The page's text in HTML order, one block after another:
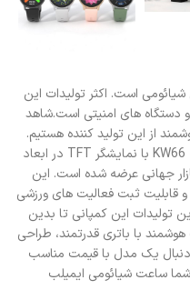
است. اکثر تولیدات این
دستگاه های امنیتی است.شاهد
از این تولید کننده هستیم.
ساعت هوشمند شیائومی ایمیلب KW66 45mm با نمایشگر TFT در ابعاد
و دقت تصویر 240×240 به بازار جهانی عرضه شده است. این
قابلیت ثبت فعالیت های ورزشی
تولیدات این کمپانی تا بدین
با باتری قدرتمند، طراحی
یک مدل با قیمت مناسب
ساعت شیائومی ایمیلب